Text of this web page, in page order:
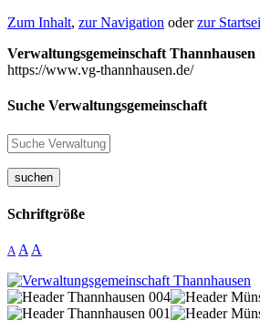
Zum Inhalt, zur Navigation oderzur
Verwaltungsgemeinschaft Thannhausen
https://www.vg-thannhausen.de/
Suche Verwaltungsgemeinschaft
suchen
Schriftgröße
A A A